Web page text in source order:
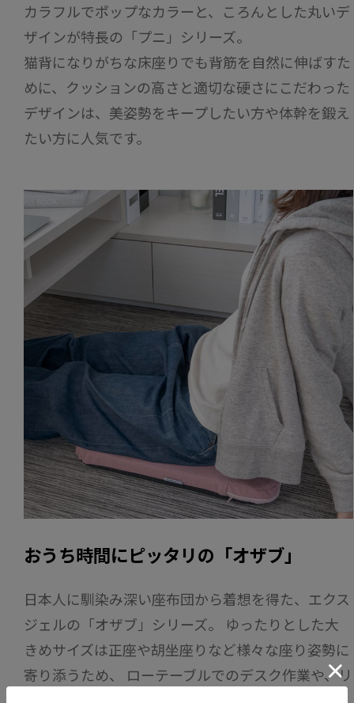
カラフルでポップなカラーと、ころんとした丸いデ
ザインが特長の「プニ」シリーズ。
猫背になりがちな床座りでも背筋を自然に伸ばすた
めに、クッションの高さと適切な硬さにこだわった
デザインは、美姿勢をキープしたい方や体幹を鍛え
たい方に人気です。
おうち時間にピッタリの「オザブ」
日本人に馴染み深い座布団から着想を得た、エクス
ジェルの「オザブ」シリーズ。 ゆったりとした大
きめサイズは正座や胡坐座りなど様々な座り姿勢に
寄り添うため、 ローテーブルでのデスク作業や、リ